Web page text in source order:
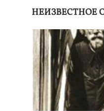
НЕИЗВЕСТНОЕ